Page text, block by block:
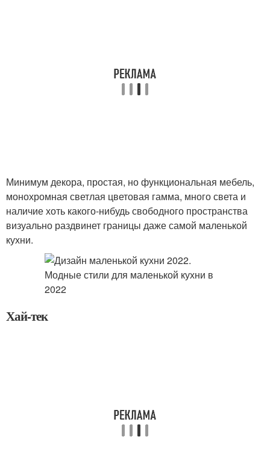
Минимум декора, простая, но функциональная мебель,
монохромная светлая цветовая гамма, много света и
наличие хоть какого-нибудь свободного пространства
визуально раздвинет границы даже самой маленькой
кухни.
Хай-тек